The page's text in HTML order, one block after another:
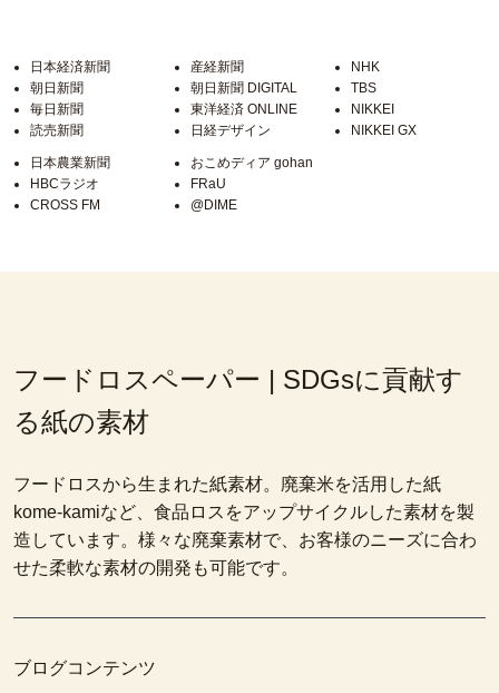
日本経済新聞
朝日新聞
毎日新聞
読売新聞
産経新聞
朝日新聞 DIGITAL
東洋経済 ONLINE
日経デザイン
NHK
TBS
NIKKEI
NIKKEI GX
日本農業新聞
HBCラジオ
CROSS FM
おこめディア gohan
FRaU
@DIME
フードロスペーパー | SDGsに貢献す
る紙の素材
フードロスから生まれた紙素材。廃棄米を活用した紙
kome-kamiなど、食品ロスをアップサイクルした素材を製
造しています。様々な廃棄素材で、お客様のニーズに合わ
せた柔軟な素材の開発も可能です。
ブログコンテンツ